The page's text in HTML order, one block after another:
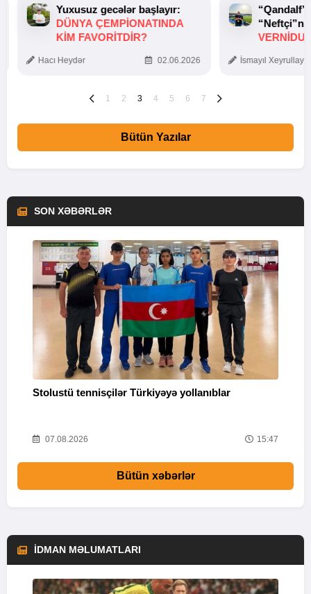
Yuxusuz gecələr başlayır:
DÜNYA ÇEMPIONATINDA
KIM FAVORITDIR?
Hacı Heydər 02.06.2026 İsmayıl
1 2 3 4 5 6 7
Bütün Yazılar
SON XƏBƏRLƏR
Stolustü tennisçilər Türkiyəyə yollanıblar
07.08.2026 15:47
Bütün xəbərlər
İDMAN MƏLUMATLARI